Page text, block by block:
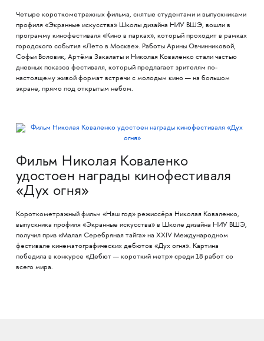
Четыре короткометражных фильма, снятые студентами и выпускниками
профиля «Экранные искусства» Школы дизайна НИУ ВШЭ, вошли в
программу кинофестиваля «Кино в парках», который проходит в рамках
городского события «Лето в Москве». Работы Арины Овчинниковой,
Софьи Воловик, Артёма Закалаты и Николая Коваленко стали частью
дневных показов фестиваля, который предлагает зрителям по-
настоящему живой формат встречи с молодым кино — на большом
экране, прямо под открытым небом.
Фильм Николая Коваленко
удостоен награды кинофестиваля
«Дух огня»
Короткометражный фильм «Наш год» режиссёра Николая Коваленко,
выпускника профиля «Экранные искусства» в Школе дизайна НИУ ВШЭ,
получил приз «Малая Серебряная тайга» на XXIV Международном
фестивале кинематографических дебютов «Дух огня». Картина
победила в конкурсе «Дебют — короткий метр» среди 18 работ со
всего мира.